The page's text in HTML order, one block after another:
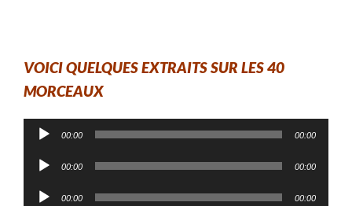
VOICI QUELQUES EXTRAITS SUR LES 40
MORCEAUX
Lecteur00:00 00:00
Lecteur00:00 00:00
Lecteur00:00 00:00